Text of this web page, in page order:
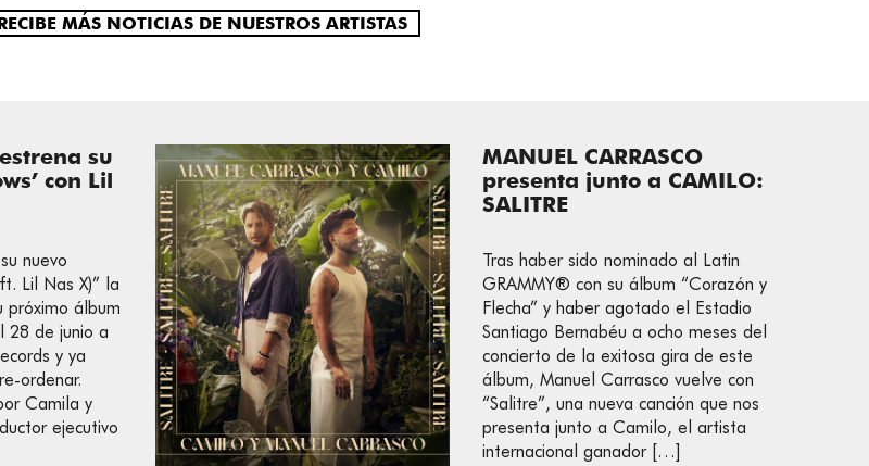
MÁS NOTICIAS DE NUESTROS ARTISTAS
su
con Lil
nuevo
Lil Nas X)” la
álbum
28 de junio a
y ya
ordenar.
Camila y
ejecutivo
MANUEL CARRASCO
presenta junto a CAMILO:
SALITRE
Tras haber sido nominado al Latin
GRAMMY®️ con su álbum “Corazón y
Flecha” y haber agotado el Estadio
Santiago Bernabéu a ocho meses del
concierto de la exitosa gira de este
álbum, Manuel Carrasco vuelve con
“Salitre”, una nueva canción que nos
presenta junto a Camilo, el artista
internacional ganador […]